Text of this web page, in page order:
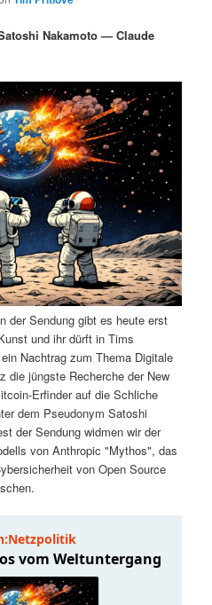
Nakamoto — Claude
der Sendung gibt es heute erst
und ihr dürft in Tims
Nachtrag zum Thema Digitale
die jüngste Recherche der New
Erfinder auf die Schliche
dem Pseudonym Satoshi
der Sendung widmen wir der
von Anthropic "Mythos", das
von Open Source